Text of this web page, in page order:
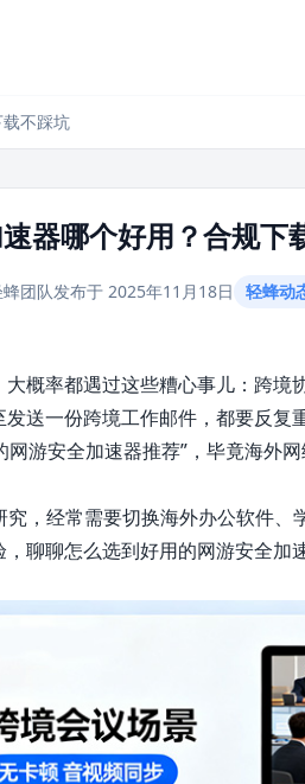
不踩坑
器哪个好用？合规下
蜂团队发布于 2025年11月18日 轻蜂动
概率都遇过这些糟心事儿：跨境
送一份跨境工作邮件，都要反复
网游安全加速器推荐”，毕竟海外
，经常需要切换海外办公软件、
聊聊怎么选到好用的网游安全加